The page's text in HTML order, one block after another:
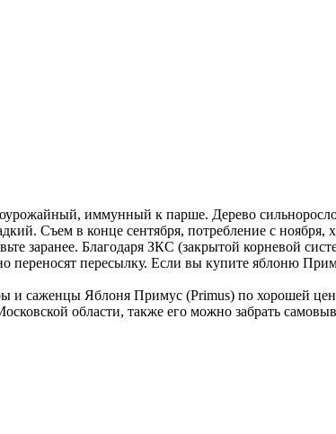
иммунный к парше. Дерево
Съем в конце сентября, потребление с
заранее. Благодаря ЗКС (закрытой корневой
пересылку. Если вы купите яблоню
саженцы Яблоня Примус (Primus) по хорошей
области, также его можно забрать